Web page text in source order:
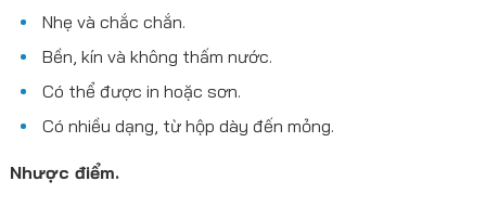
Nhẹ và chắc chắn.
Bền, kín và không thấm nước.
Có thể được in hoặc sơn.
Có nhiều dạng, từ hộp dày đến mỏng.
Nhược điểm.